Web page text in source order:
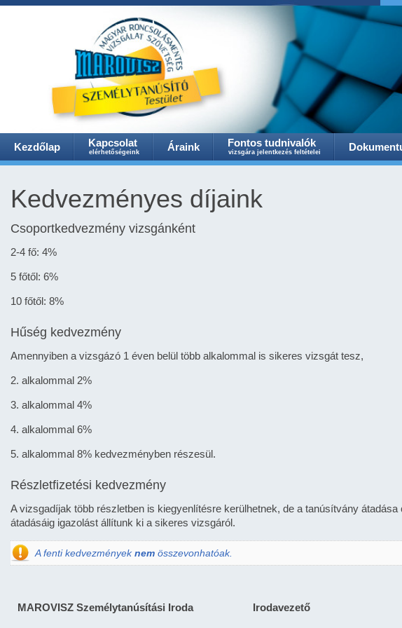
Kezdőlap Kapcsolat
elérhetőségeink Áraink Fontos tudnivalók
vizsgára jelentkezés feltételei
Kedvezményes díjaink
Csoportkedvezmény vizsgánként
2-4 fő: 4%
5 főtől: 6%
10 főtől: 8%
Hűség kedvezmény
Amennyiben a vizsgázó 1 éven belül több alkalommal is sikeres vizsgát tesz,
2. alkalommal 2%
3. alkalommal 4%
4. alkalommal 6%
5. alkalommal 8% kedvezményben részesül.
Részletfizetési kedvezmény
A vizsgadíjak több részletben is kiegyenlítésre kerülhetnek, de a tanúsítvány
átadásáig igazolást állítunk ki a sikeres vizsgáról.
A fenti kedvezményeknem összevonhatóak.
MAROVISZ Személytanúsítási Iroda Irodavezető